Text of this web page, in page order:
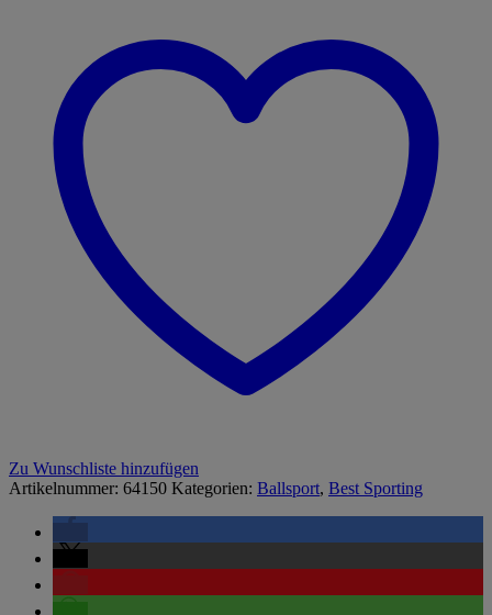
Zu Wunschliste hinzufügen
Artikelnummer: 64150 Kategorien: Ballsport, Best Sporting